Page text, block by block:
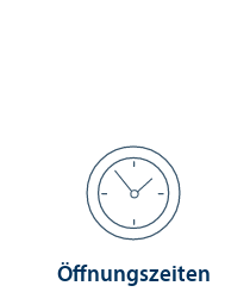
Öffnungs­zeiten